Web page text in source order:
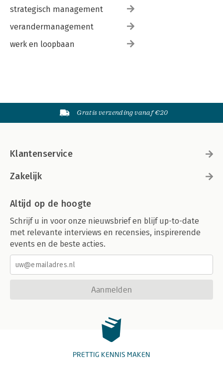
strategisch management
verandermanagement
werk en loopbaan
Gratis verzending vanaf €20
Klantenservice
Zakelijk
Altijd op de hoogte
Schrijf u in voor onze nieuwsbrief en blijf up-to-date
met relevante interviews en recensies, inspirerende
events en de beste acties.
Aanmelden
PRETTIG KENNIS MAKEN